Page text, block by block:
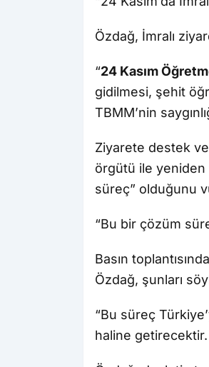
Özdağ, İmralı
“24 Kasım
gidilmesi, şehit
TBMM’nin
Ziyarete destek
örgütü ile yeniden
süreç” olduğunu
“Bu bir çözüm
Basın
Özdağ, şunları
“Bu süreç
haline